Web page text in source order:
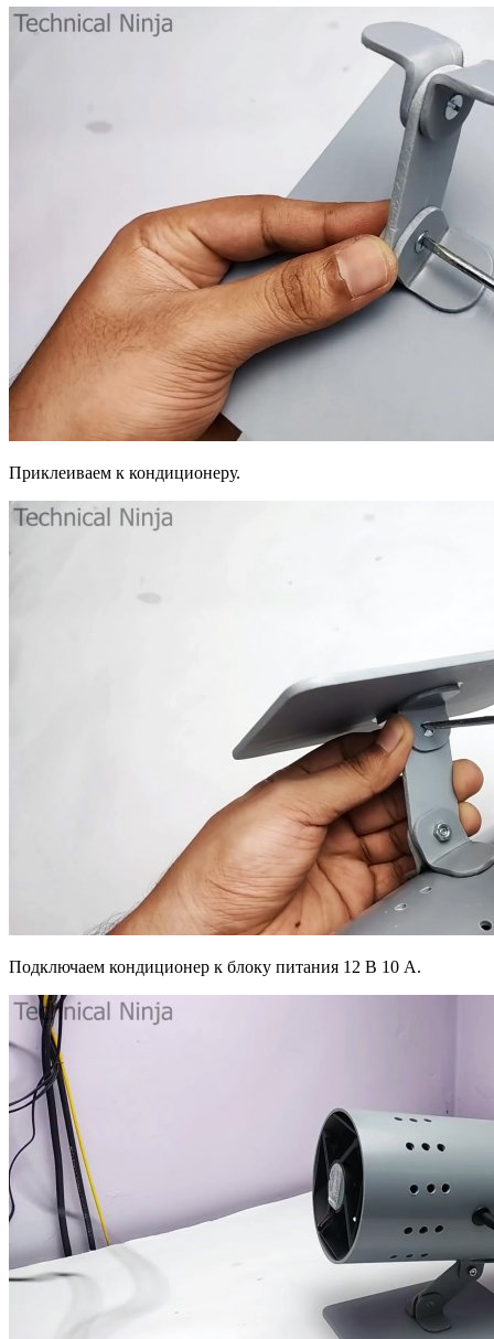
Приклеиваем к кондиционеру.
Подключаем кондиционер к блоку питания 12 В 10 А.